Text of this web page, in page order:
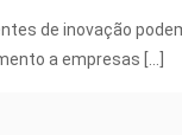
de inovação
a empresas […]